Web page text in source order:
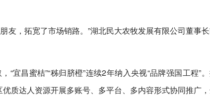
友，拓宽了市场销路。”湖北民大农牧发展有限公司董事
宜昌蜜桔”“秭归脐橙”连续2年纳入央视“品牌强国工程”
质达人资源开展多账号、多平台、多内容形式协同推广